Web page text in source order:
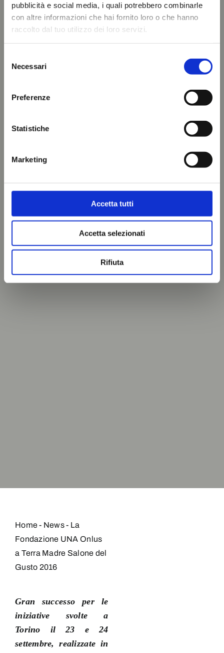
pubblicità e social media, i quali potrebbero combinarle
con altre informazioni che hai fornito loro o che hanno
raccolto dal tuo utilizzo dei loro servizi.
delNecessari
Preferenze
Statistiche
Marketing
Accetta tutti
Accetta selezionati
Rifiuta
Home- News- La
Fondazione UNA Onlus
a Terra Madre Salone del
Gusto 2016
Gran successo per le
iniziative svolte a
Torino il 23 e 24
settembre, realizzate in